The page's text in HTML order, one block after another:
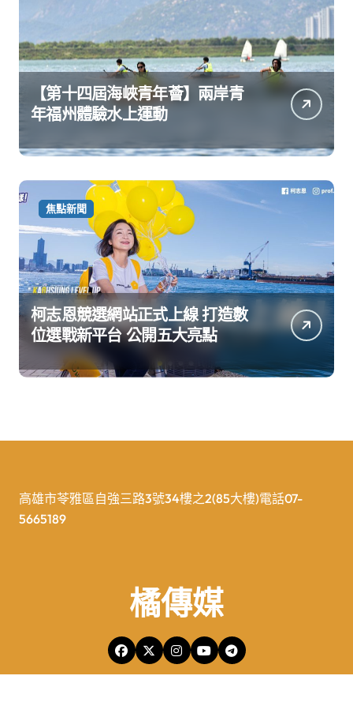
【第十四屆海峽青年薈】兩岸青
年福州體驗水上運動
焦點新聞
柯志恩競選網站正式上線 打造數
位選戰新平台 公開五大亮點
高雄市苓雅區自強三路3號34樓之2(85大樓)電話07-
5665189
橘傳媒